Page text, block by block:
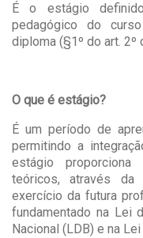
É o estágio
pedagógico do
diploma (§1º do art. 2º
O que é estágio?
É um período de
permitindo a
estágio proporciona
teóricos, através
exercício da futura
fundamentado na Lei
Nacional (LDB) e na